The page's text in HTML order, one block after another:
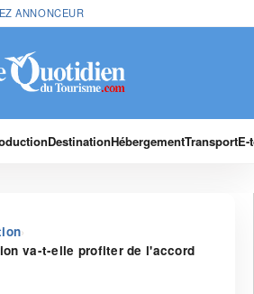
ANNONCEUR
DestinationHébergementTransport
›
va-t-elle profiter de l'accord